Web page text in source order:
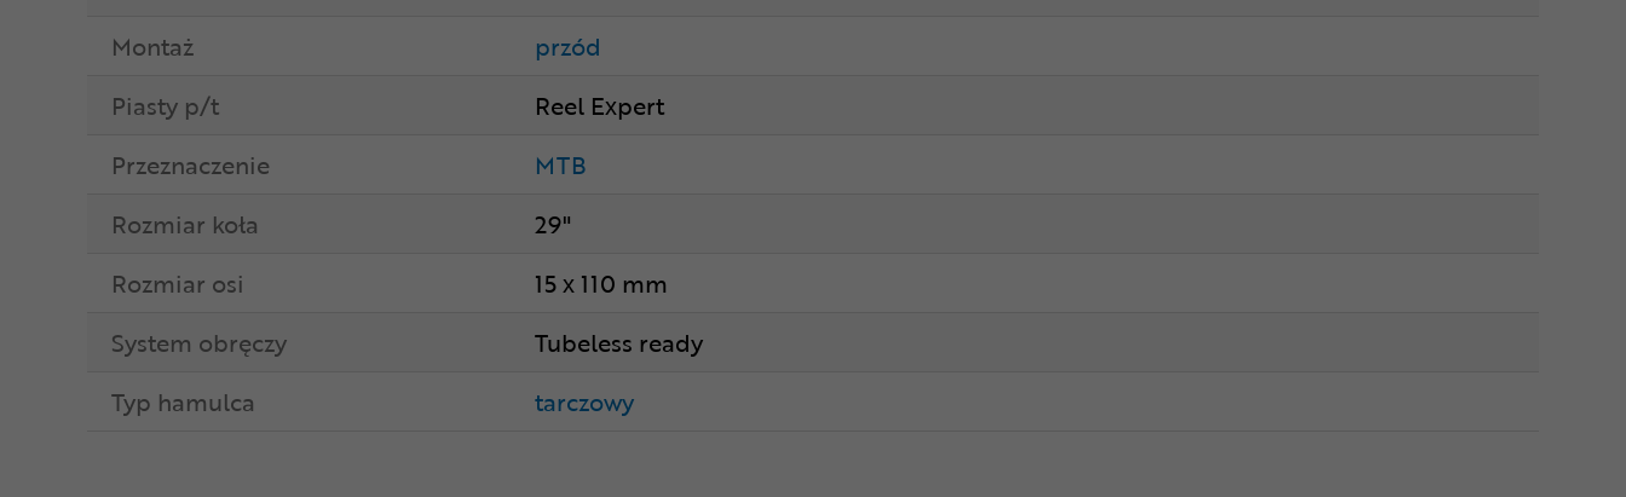
Montaż
przód
Piasty p/t
Reel Expert
Przeznaczenie
MTB
Rozmiar koła
29"
Rozmiar osi
15 x 110 mm
System obręczy
Tubeless ready
Typ hamulca
tarczowy